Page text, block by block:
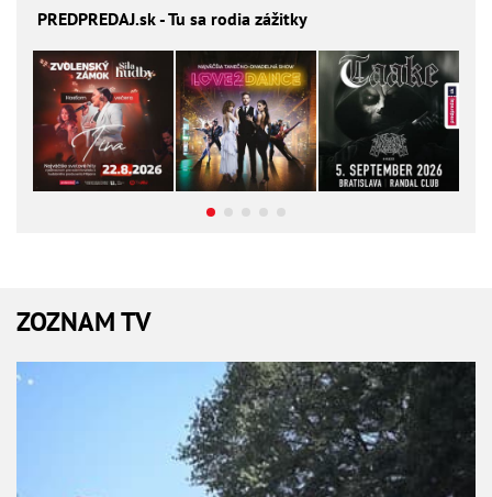
PREDPREDAJ.sk - Tu sa rodia zážitky
ZOZNAM TV